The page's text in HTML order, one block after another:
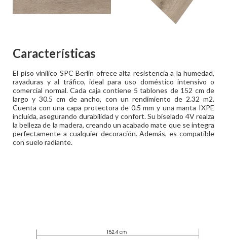
Características
El piso vinílico SPC Berlín ofrece alta resistencia a la humedad,
rayaduras y al tráfico, ideal para uso doméstico intensivo o
comercial normal. Cada caja contiene 5 tablones de 152 cm de
largo y 30.5 cm de ancho, con un rendimiento de 2.32 m2.
Cuenta con una capa protectora de 0.5 mm y una manta IXPE
incluida, asegurando durabilidad y confort. Su biselado 4V realza
la belleza de la madera, creando un acabado mate que se integra
perfectamente a cualquier decoración. Además, es compatible
con suelo radiante.